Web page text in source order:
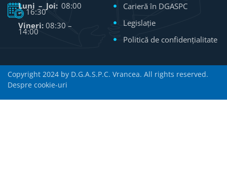
Luni – Joi: 08:00
– 16:30
Vineri: 08:30 –
14:00
Carieră în DGASPC
Legislație
Politică de confidențialitate
Copyright 2024 by D.G.A.S.P.C. Vrancea. All rights reserved.
Despre cookie-uri